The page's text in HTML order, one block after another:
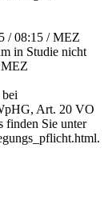
/ 08:15 / MEZ
in Studie nicht
MEZ
Art. 20 VO
finden Sie unter